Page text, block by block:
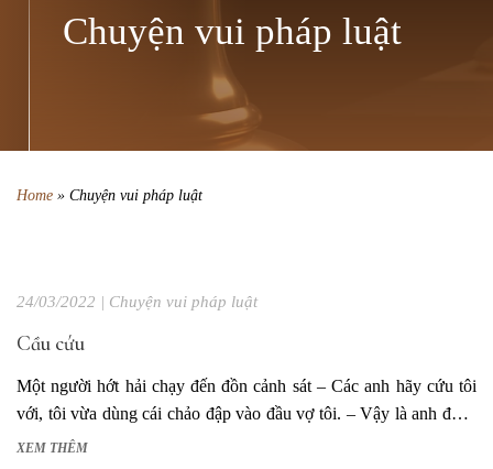
Chuyện vui pháp luật
Home » Chuyện vui pháp luật
24/03/2022 | Chuyện vui pháp luật
Cầu cứu
Một người hớt hải chạy đến đồn cảnh sát – Các anh hãy cứu tôi
với, tôi vừa dùng cái chảo đập vào đầu vợ tôi. – Vậy là anh đánh
vợ, nhưng chị nhà có bị thương không? – Không làm sao mới
XEM THÊM